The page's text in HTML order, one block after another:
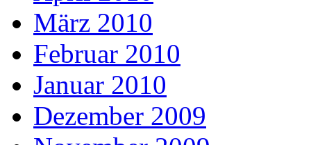
März 2010
Februar 2010
Januar 2010
Dezember 2009